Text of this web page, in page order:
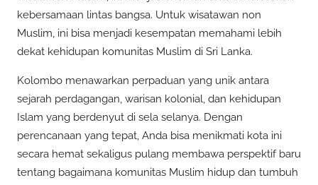
kebersamaan lintas bangsa. Untuk wisatawan non
Muslim, ini bisa menjadi kesempatan memahami lebih
dekat kehidupan komunitas Muslim di Sri Lanka.
Kolombo menawarkan perpaduan yang unik antara
sejarah perdagangan, warisan kolonial, dan kehidupan
Islam yang berdenyut di sela selanya. Dengan
perencanaan yang tepat, Anda bisa menikmati kota ini
secara hemat sekaligus pulang membawa perspektif baru
tentang bagaimana komunitas Muslim hidup dan tumbuh